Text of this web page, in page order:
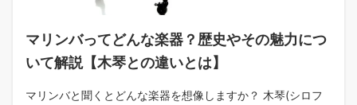
マリンバってどんな楽器？歴史やその魅力につ
いて解説【木琴との違いとは】
マリンバと聞くとどんな楽器を想像しますか？ 木琴(シロフ